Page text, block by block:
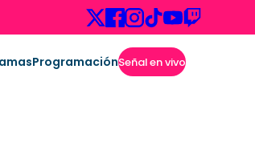
ProgramaciónSeñal en vivo